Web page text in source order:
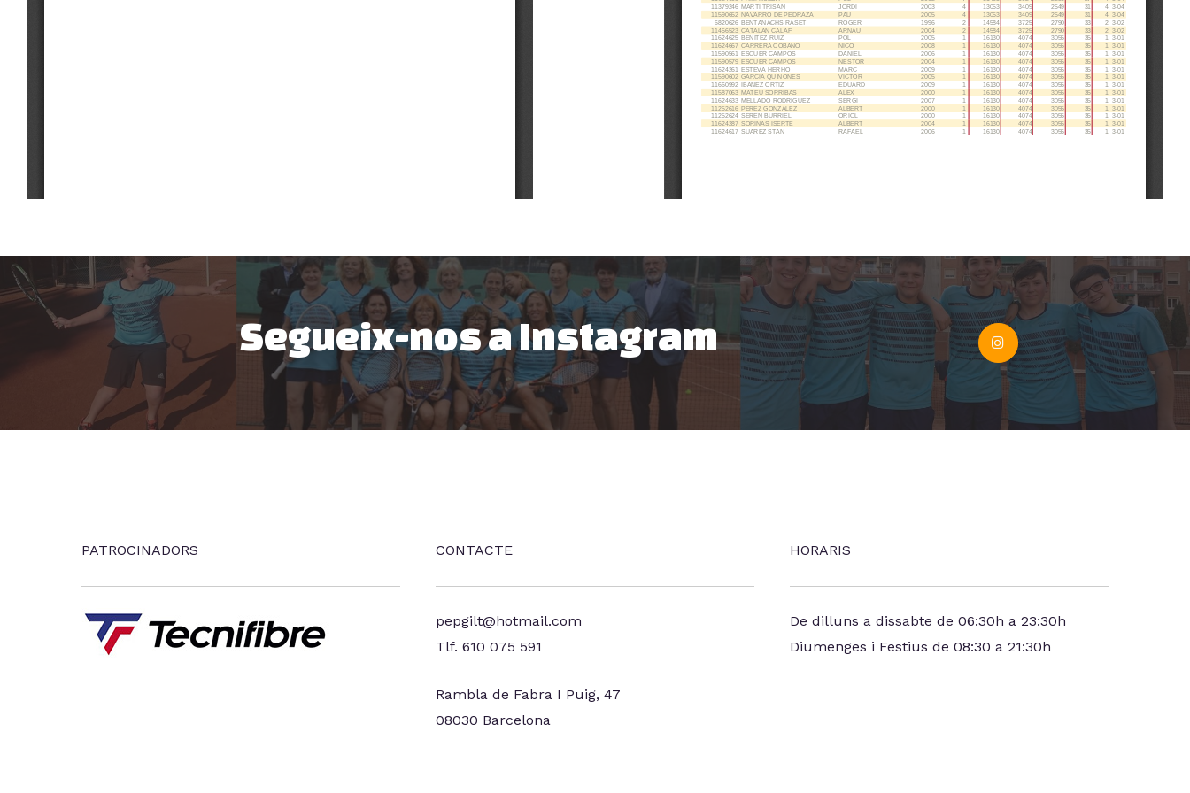
Segueix-nos a Instagram
PATROCINADORS CONTACTE
pepgilt@hotmail.com
Tlf. 610 075 591
Rambla de Fabra I Puig, 47
08030 Barcelona
HORARIS
De dilluns a dissabte de 06:30h a 23:30h
Diumenges i Festius de 08:30 a 21:30h